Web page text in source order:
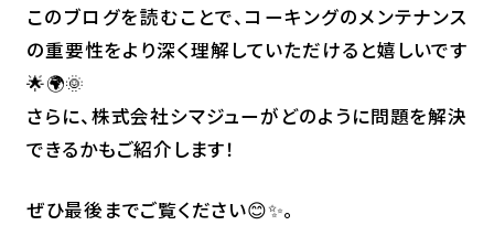
このブログを読むことで、コーキングのメンテナンス
の重要性をより深く理解していただけると嬉しいです
🌟🌍🌞
さらに、株式会社シマジューがどのように問題を解決
できるかもご紹介します！
ぜひ最後までご覧ください😊✨。